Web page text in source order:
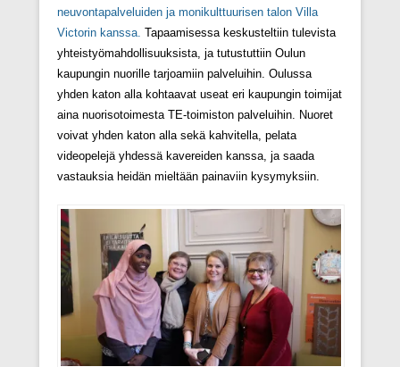
neuvontapalveluiden ja monikulttuurisen talon Villa
Victorin kanssa. Tapaamisessa keskusteltiin tulevista
yhteistyömahdollisuuksista, ja tutustuttiin Oulun
kaupungin nuorille tarjoamiin palveluihin. Oulussa
yhden katon alla kohtaavat useat eri kaupungin toimijat
aina nuorisotoimesta TE-toimiston palveluihin. Nuoret
voivat yhden katon alla sekä kahvitella, pelata
videopelejä yhdessä kavereiden kanssa, ja saada
vastauksia heidän mieltään painaviin kysymyksiin.